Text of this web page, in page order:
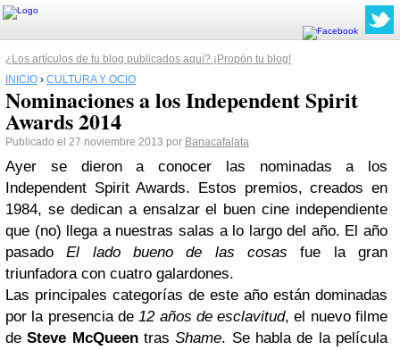
¿Los artículos de tu blog publicados aquí? ¡Propón tu blog!
INICIO › CULTURA Y OCIO
Nominaciones a los Independent Spirit
Awards 2014
Publicado el 27 noviembre 2013 por Banacafalata
Ayer se dieron a conocer las nominadas a los
Independent Spirit Awards. Estos premios, creados en
1984, se dedican a ensalzar el buen cine independiente
que (no) llega a nuestras salas a lo largo del año. El año
pasadoEl lado bueno de las cosas fue la gran
triunfadora con cuatro galardones.
Las principales categorías de este año están dominadas
por la presencia de12 años de esclavitud, el nuevo filme
deSteve McQueentrasShame. Se habla de la película